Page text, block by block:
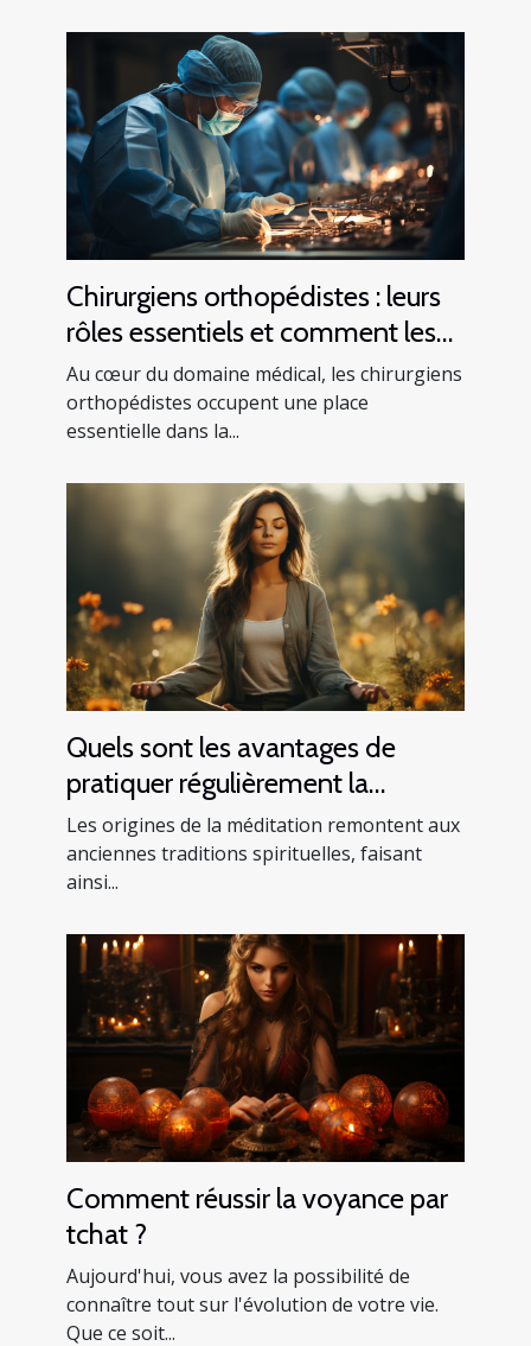
Chirurgiens orthopédistes : leurs
rôles essentiels et comment les
trouver
Au cœur du domaine médical, les chirurgiens
orthopédistes occupent une place
essentielle dans la...
Quels sont les avantages de
pratiquer régulièrement la
méditation ?
Les origines de la méditation remontent aux
anciennes traditions spirituelles, faisant
ainsi...
Comment réussir la voyance par
tchat ?
Aujourd'hui, vous avez la possibilité de
connaître tout sur l'évolution de votre vie.
Que ce soit...